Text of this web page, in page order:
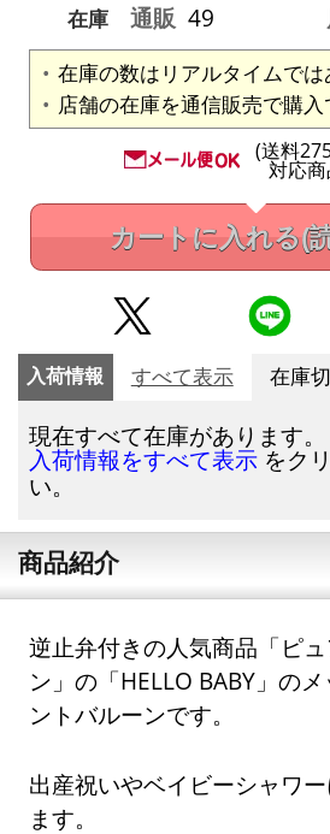
在庫
通販 49
在庫の数はリアルタイムでは
店舗の在庫を通信販売で購入
(送料
対応
カートに入れる(
入荷情報 すべて表示 在庫
現在すべて在庫があります。
入荷情報をすべて表示 をク
い。
商品紹介
逆止弁付きの人気商品「ピ
ン」の「HELLO BABY」の
ントバルーンです。
出産祝いやベイビーシャワ
ます。